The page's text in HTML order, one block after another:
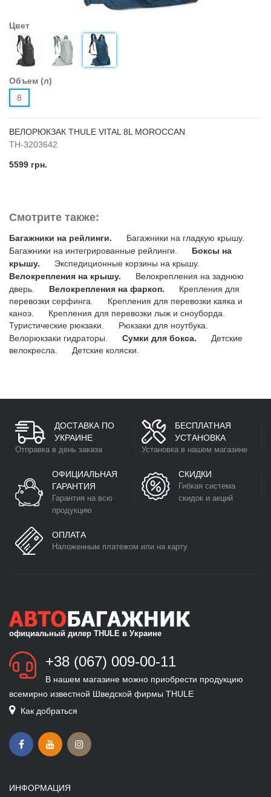
Цвет
Объем (л)
8
ВЕЛОРЮКЗАК THULE VITAL 8L MOROCCAN
TH-3203642
5599 грн.
Смотрите также:
Багажники на рейлинги.
Багажники на гладкую крышу.
Багажники на интегрированные рейлинги.
Боксы на
крышу.
Экспедиционные корзины на крышу.
Велокрепления на крышу.
Велокрепления на заднюю
дверь.
Велокрепления на фаркоп.
Крепления для
перевозки серфинга.
Крепления для перевозки каяка и
каноэ.
Крепления для перевозки лыж и сноуборда.
Туристические рюкзаки.
Рюкзаки для ноутбука.
Велорюкзаки гидраторы.
Сумки для бокса.
Детские
велокресла.
Детские коляски.
ДОСТАВКА ПО
УКРАИНЕ
Отправка в день заказа
БЕСПЛАТНАЯ
УСТАНОВКА
Установка в нашем магазине
ОФИЦИАЛЬНАЯ
ГАРАНТИЯ
Гарантия на всю
продукцию
СКИДКИ
Гибкая система
скидок и акций
ОПЛАТА
Наложенным платежом или на карту
официальный дилер THULE в Украине
+38 (067) 009-00-11
В нашем магазине можно приобрести продукцию
всемирно известной Шведской фирмы THULE
Как добраться
ИНФОРМАЦИЯ